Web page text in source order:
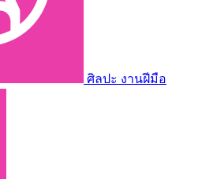
ศิลปะ งานฝีมือ